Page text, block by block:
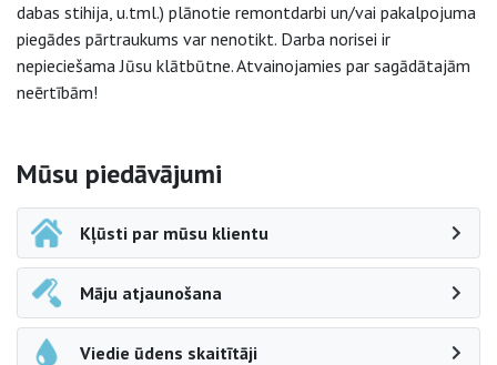
dabas stihija, u.tml.) plānotie remontdarbi un/vai pakalpojuma
piegādes pārtraukums var nenotikt. Darba norisei ir
nepieciešama Jūsu klātbūtne. Atvainojamies par sagādātajām
neērtībām!
Sāna navigācija
Mūsu piedāvājumi
Kļūsti par mūsu klientu
Māju atjaunošana
Viedie ūdens skaitītāji